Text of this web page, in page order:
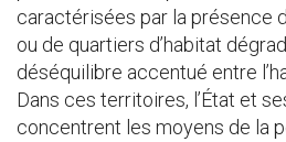
caractérisées par la présence
ou de quartiers d’habitat
déséquilibre accentué entre
Dans ces territoires, l’État et
concentrent les moyens de la